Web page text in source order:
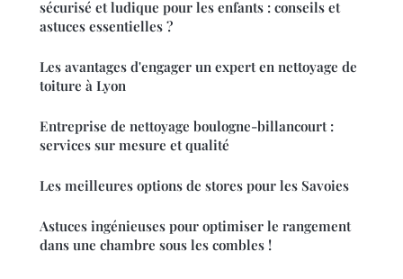
sécurisé et ludique pour les enfants : conseils et
astuces essentielles ?
Les avantages d'engager un expert en nettoyage de
toiture à Lyon
Entreprise de nettoyage boulogne-billancourt :
services sur mesure et qualité
Les meilleures options de stores pour les Savoies
Astuces ingénieuses pour optimiser le rangement
dans une chambre sous les combles !